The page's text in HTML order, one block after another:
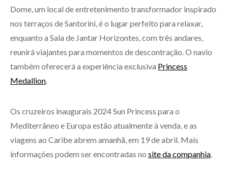
Dome, um local de entretenimento transformador inspirado
nos terraços de Santorini, é o lugar perfeito para relaxar,
enquanto a Sala de Jantar Horizontes, com três andares,
reunirá viajantes para momentos de descontração. O navio
também oferecerá a experiência exclusiva Princess
Medallion.
Os cruzeiros inaugurais 2024 Sun Princess para o
Mediterrâneo e Europa estão atualmente à venda, e as
viagens ao Caribe abrem amanhã, em 19 de abril. Mais
informações podem ser encontradas no site da companhia.